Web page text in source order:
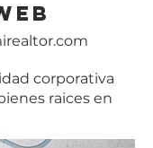
corporativa
raices en